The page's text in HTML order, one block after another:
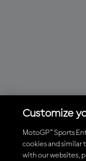
Customize
MotoGP™ Sports
cookies and similar
with our websites,